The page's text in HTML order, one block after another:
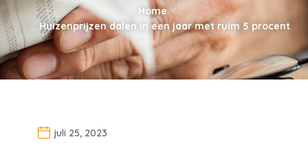
Home
Huizenprijzen dalen in een jaar met ruim 5 procent
juli 25, 2023